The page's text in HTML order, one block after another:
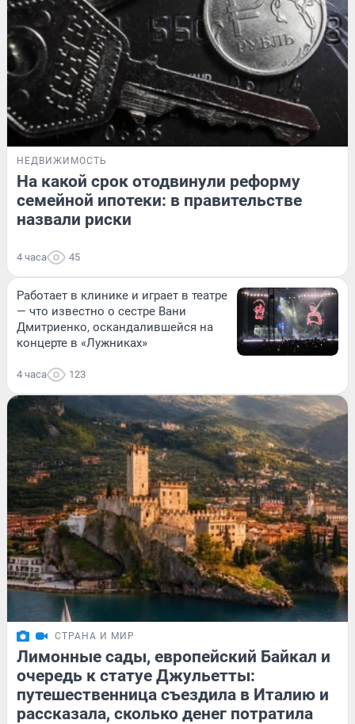
НЕДВИЖИМОСТЬ
На какой срок отодвинули реформу
семейной ипотеки: в правительстве
назвали риски
4 часа 45
Работает в клинике и играет в театре
— что известно о сестре Вани
Дмитриенко, оскандалившейся на
концерте в «Лужниках»
4 часа 123
СТРАНА И МИР
Лимонные сады, европейский Байкал и
очередь к статуе Джульетты:
путешественница съездила в Италию и
рассказала, сколько денег потратила